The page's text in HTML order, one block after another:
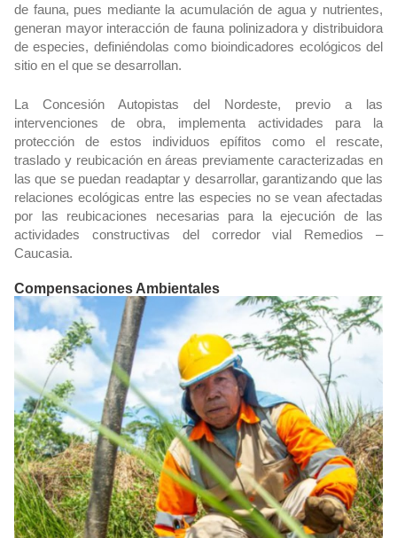
de fauna, pues mediante la acumulación de agua y nutrientes,
generan mayor interacción de fauna polinizadora y distribuidora
de especies, definiéndolas como bioindicadores ecológicos del
sitio en el que se desarrollan.
La Concesión Autopistas del Nordeste, previo a las
intervenciones de obra, implementa actividades para la
protección de estos individuos epífitos como el rescate,
traslado y reubicación en áreas previamente caracterizadas en
las que se puedan readaptar y desarrollar, garantizando que las
relaciones ecológicas entre las especies no se vean afectadas
por las reubicaciones necesarias para la ejecución de las
actividades constructivas del corredor vial Remedios –
Caucasia.
Compensaciones Ambientales